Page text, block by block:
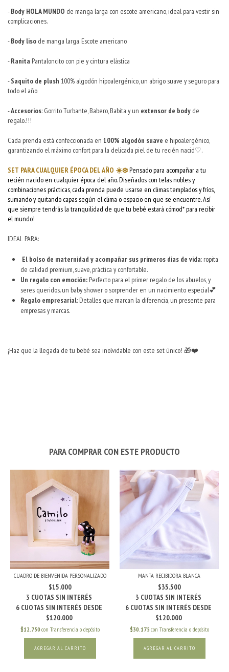
-Body HOLA MUNDO de manga larga con escote americano, ideal para vestir sin
complicaciones.
-Body liso de manga larga. Escote americano
-Ranita Pantaloncito con pie y cintura elástica
-Saquito de plush 100% algodón hipoalergénico, un abrigo suave y seguro para
todo el año
-Accesorios: Gorrito Turbante, Babero, Babita y un extensor de body de
regalo.!!!
Cada prenda está confeccionada en 100% algodón suave e hipoalergénico,
garantizando el máximo confort para la delicada piel de tu recién nacid♡.
SET PARA CUALQUIER ÉPOCA DEL AÑO ☀️❄️Pensado para acompañar a tu
recién nacido en cualquier época del año. Diseñados con telas nobles y
combinaciones prácticas, cada prenda puede usarse en climas templados y fríos,
sumando y quitando capas según el clima o espacio en que se encuentre. Así
que siempre tendrás la tranquilidad de que tu bebé estará cómod* para recibir
el mundo!
IDEAL PARA:
El bolso de maternidad y acompañar sus primeros dias de vida: ropita
de calidad premium, suave, práctica y confortable.
Un regalo con emoción: Perfecto para el primer regalo de los abuelos, y
seres queridos. un baby shower o sorprender en un nacimiento especial💕
Regalo empresarial: Detalles que marcan la diferencia, un presente para
empresas y marcas.
¡Haz que la llegada de tu bebé sea inolvidable con este set único! 🎁❤️
PARA COMPRAR CON ESTE PRODUCTO
CUADRO DE BIENVENIDA PERSONALIZADO
$15.000
$12.750 con Transferencia o depósito
MANTA RECIBIDORA BLANCA
$35.500
$30.175 con Transferencia o depósito
AGREGAR AL CARRITO